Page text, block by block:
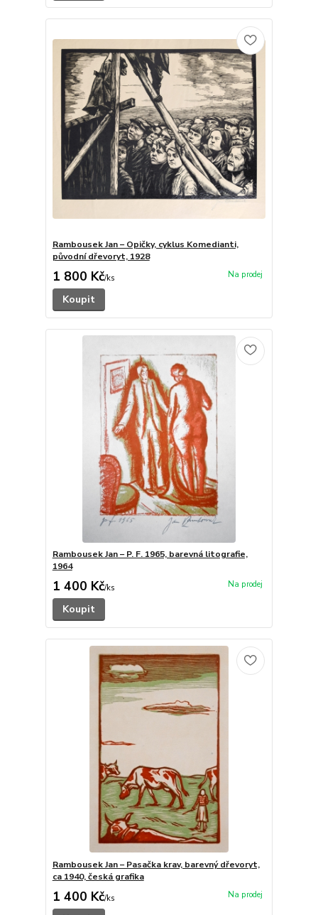
Rambousek Jan – Opičky, cyklus Komedianti,
původní dřevoryt, 1928
1 800 Kč/ks
Koupit
Rambousek Jan – P. F. 1965, barevná litografie,
1964
1 400 Kč/ks
Koupit
Rambousek Jan – Pasačka krav, barevný dřevoryt,
ca 1940, česká grafika
1 400 Kč/ks